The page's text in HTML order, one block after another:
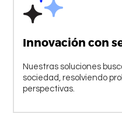
Innovación con
Nuestras soluciones
sociedad, resolviendo
perspectivas.